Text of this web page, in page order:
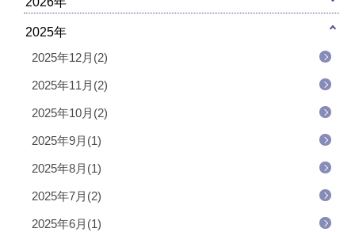
2025年
2025年12月(2)
2025年11月(2)
2025年10月(2)
2025年9月(1)
2025年8月(1)
2025年7月(2)
2025年6月(1)